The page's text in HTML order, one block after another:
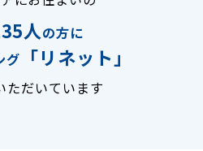
人の方に
グ
「リネット」
ただいています